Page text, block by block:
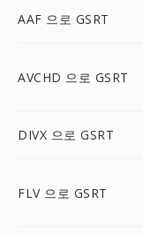
AAF 으로 GSRT
AVCHD 으로 GSRT
DIVX 으로 GSRT
FLV 으로 GSRT